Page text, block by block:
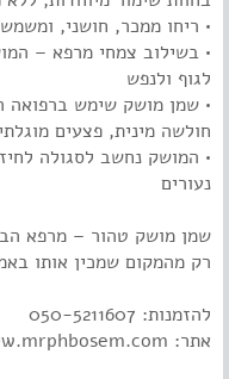
• ריחו ממכר, חושני,
• בשילוב צמחי מרפא –
לגוף ולנפש
• שמן מושק שימש ברפואה
חולשה מינית, פצעים
• המושק נחשב לסגולה
נעורים
שמן מושק טהור – מרפא
רק מהמקום שמכין אותו
להזמנות: 050-5211607
אתר: www.mrphbosem.com